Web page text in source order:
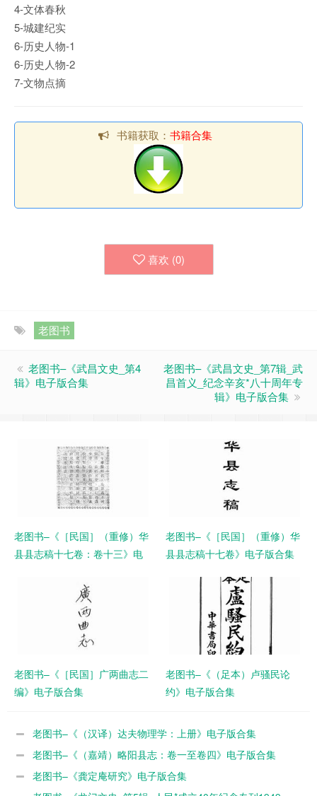
4-文体春秋
5-城建纪实
6-历史人物-1
6-历史人物-2
7-文物点摘
书籍获取： 书籍合集
喜欢 (0)
老图书
老图书–《武昌文史_第4
辑》电子版合集
老图书–《武昌文史_第7辑_武
昌首义_纪念辛亥*八十周年专
辑》电子版合集
老图书–《［民国］（重修）华
县县志稿十七卷：卷十三》电
老图书–《［民国］（重修）华
县县志稿十七卷》电子版合集
老图书–《［民国］广两曲志二
编》电子版合集
老图书–《（足本）卢骚民论
约》电子版合集
老图书–《（汉译）达夫物理学：上册》电子版合集
老图书–《（嘉靖）略阳县志：卷一至卷四》电子版合集
老图书–《龚定庵研究》电子版合集